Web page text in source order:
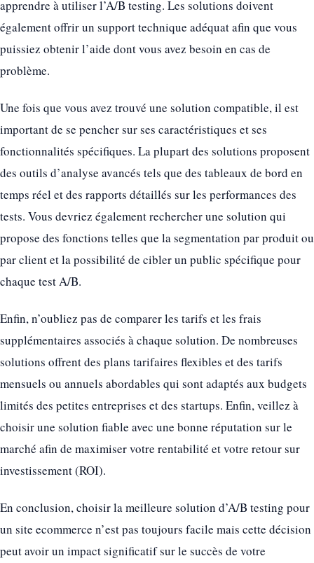
apprendre à utiliser l’A/B testing. Les solutions doivent
également offrir un support technique adéquat afin que vous
puissiez obtenir l’aide dont vous avez besoin en cas de
problème.
Une fois que vous avez trouvé une solution compatible, il est
important de se pencher sur ses caractéristiques et ses
fonctionnalités spécifiques. La plupart des solutions proposent
des outils d’analyse avancés tels que des tableaux de bord en
temps réel et des rapports détaillés sur les performances des
tests. Vous devriez également rechercher une solution qui
propose des fonctions telles que la segmentation par produit ou
par client et la possibilité de cibler un public spécifique pour
chaque test A/B.
Enfin, n’oubliez pas de comparer les tarifs et les frais
supplémentaires associés à chaque solution. De nombreuses
solutions offrent des plans tarifaires flexibles et des tarifs
mensuels ou annuels abordables qui sont adaptés aux budgets
limités des petites entreprises et des startups. Enfin, veillez à
choisir une solution fiable avec une bonne réputation sur le
marché afin de maximiser votre rentabilité et votre retour sur
investissement (ROI).
En conclusion, choisir la meilleure solution d’A/B testing pour
un site ecommerce n’est pas toujours facile mais cette décision
peut avoir un impact significatif sur le succès de votre